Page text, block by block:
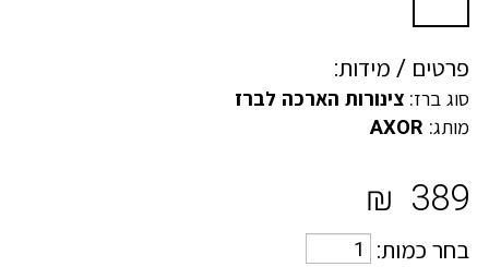
פרטים / מידות:
סוג ברז:צינורות הארכה לברז
מותג: AXOR
389
₪
בחר כמות: